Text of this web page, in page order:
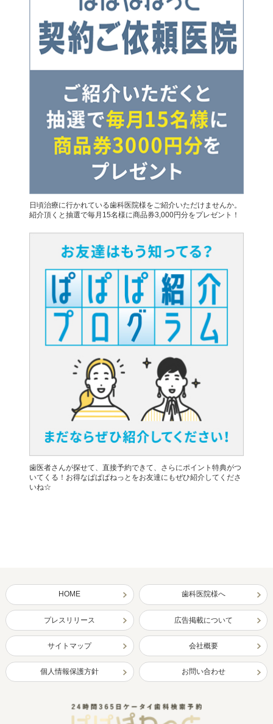
日頃治療に行かれている歯科医院様をご紹介いただけませんか。
紹介頂くと抽選で毎月15名様に商品券3,000円分をプレゼント！
歯医者さんが探せて、直接予約できて、さらにポイント特典がつ
いてくる！お得なぱぱぱねっとをお友達にもぜひ紹介してくださ
いね☆
HOME 歯科医院様へ
プレスリリース 広告掲載について
サイトマップ 会社概要
個人情報保護方針 お問い合わせ